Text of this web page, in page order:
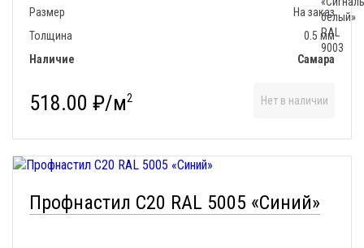
Размер
На заказ
Толщина
0.5 мм
Наличие
Самара
518.00 ₽/м2 Нет в наличии
Профнастил С20 RAL 5005 «Синий»